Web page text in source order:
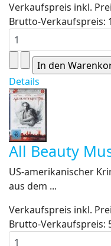
Verkaufspreis inkl.
Brutto-Verkaufspreis:
Details
All Beauty
US-amerikanischer
aus dem ...
Verkaufspreis inkl.
Brutto-Verkaufspreis: